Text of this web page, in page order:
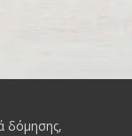
δόμησης,